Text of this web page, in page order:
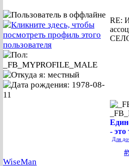
RE:
- это
Для
WiseMan